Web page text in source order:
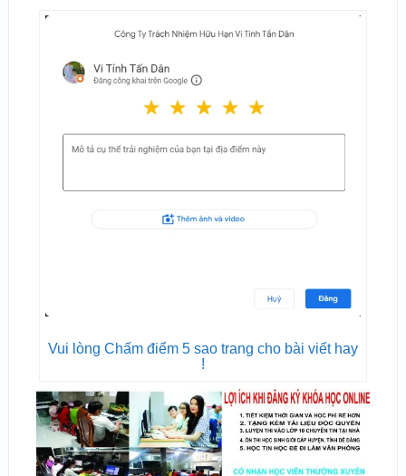
Vui lòng Chấm điểm 5 sao trang cho bài viết hay
!